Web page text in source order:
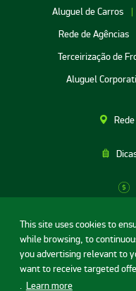
This site uses cookies to
while browsing, to
you advertising relevant to
want to receive targeted
. Learn more
Aluguel de Carros
Rede de Agências
Terceirização de
Aluguel
Aluguel
Termos de uso Portal da
Contrato de Aluguel de Carros